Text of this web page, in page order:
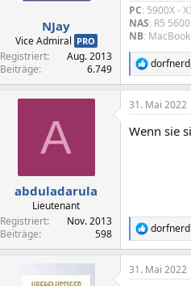
e
n
:
NJay
Vice Admiral PRO
Registriert
Aug. 2013
Beiträge
6.749
PC: 5900X -
NAS: R5
NB:
R
e
a
k
i
dorfnerd
A
abduladarula
Lieutenant
Registriert
Nov. 2013
Beiträge
598
31. Mai 2022
Wenn sie
R
e
a
k
dorfnerd
31. Mai 2022